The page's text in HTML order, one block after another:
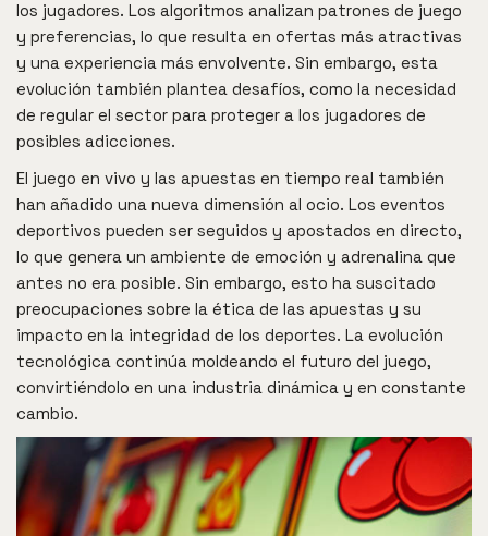
los jugadores. Los algoritmos analizan patrones de juego
y preferencias, lo que resulta en ofertas más atractivas
y una experiencia más envolvente. Sin embargo, esta
evolución también plantea desafíos, como la necesidad
de regular el sector para proteger a los jugadores de
posibles adicciones.
El juego en vivo y las apuestas en tiempo real también
han añadido una nueva dimensión al ocio. Los eventos
deportivos pueden ser seguidos y apostados en directo,
lo que genera un ambiente de emoción y adrenalina que
antes no era posible. Sin embargo, esto ha suscitado
preocupaciones sobre la ética de las apuestas y su
impacto en la integridad de los deportes. La evolución
tecnológica continúa moldeando el futuro del juego,
convirtiéndolo en una industria dinámica y en constante
cambio.